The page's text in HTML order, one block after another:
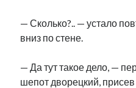
— Сколько?.. — устало
вниз по стене.
— Да тут такое дело, —
шепот дворецкий,